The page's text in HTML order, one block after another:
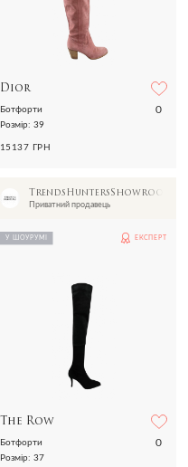
Dior
0
Ботфорти
Розмір: 39
15137 ГРН
TrendsHuntersShowroom
Приватний продавець
У ШОУРУМІ ЕКСПЕРТ
The Row
0
Ботфорти
Розмір: 37